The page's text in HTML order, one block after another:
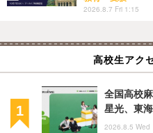
2026.8.7 Fri 1:15
高校生アク
全国高校
星光、東
2026.8.5 Wed